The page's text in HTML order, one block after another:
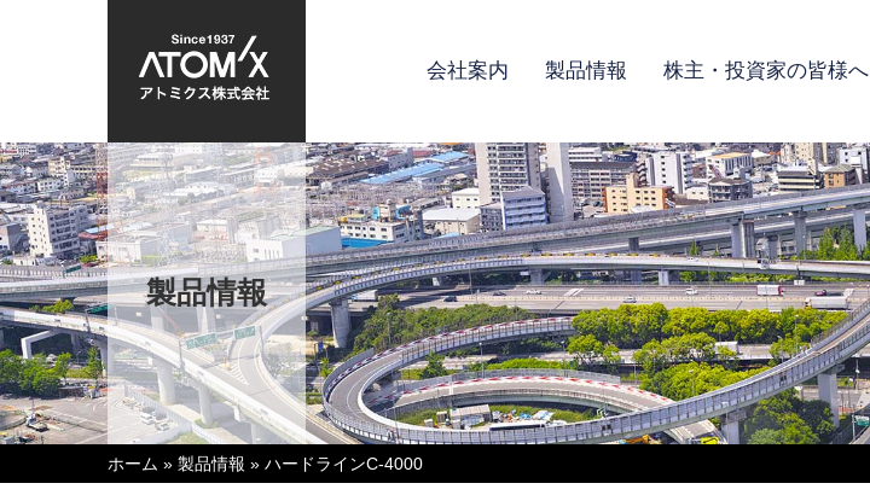
会社案内 製品情報 株主・投資家の皆様へ
製品情報
ホーム » 製品情報 » ハードラインC-4000